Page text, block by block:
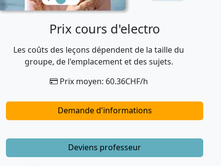
Prix cours d'electro
Les coûts des leçons dépendent de la taille du
groupe, de l'emplacement et des sujets.
Prix moyen: 60.36CHF/h
Demande d'informations
Deviens professeur